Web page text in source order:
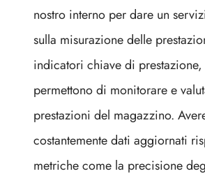
nostro interno per dare un
sulla misurazione delle
indicatori chiave di
permettono di monitorare e
prestazioni del magazzino.
costantemente dati aggiornati
metriche come la precisione